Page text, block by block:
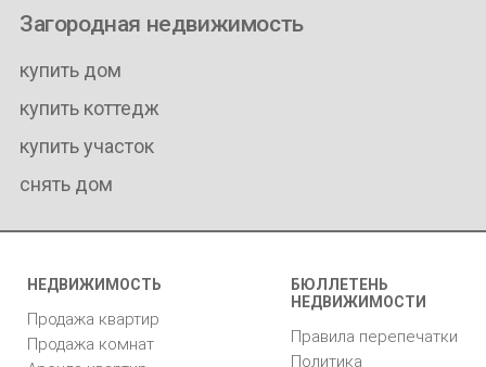
Загородная недвижимость
купить дом
купить коттедж
купить участок
снять дом
НЕДВИЖИМОСТЬ
Продажа квартир
Продажа комнат
БЮЛЛЕТЕНЬ
НЕДВИЖИМОСТИ
Правила перепечатки
Политика